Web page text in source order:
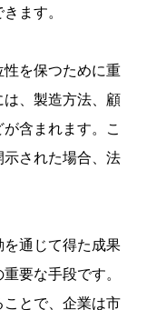
ます。
を保つために重
、製造方法、顧
含まれます。こ
された場合、法
通じて得た成果
要な手段です。
とで、企業は市